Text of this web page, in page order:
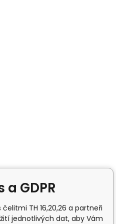
a GDPR
čelitmi TH 16,20,26 a partneři
jednotlivých dat, aby Vám